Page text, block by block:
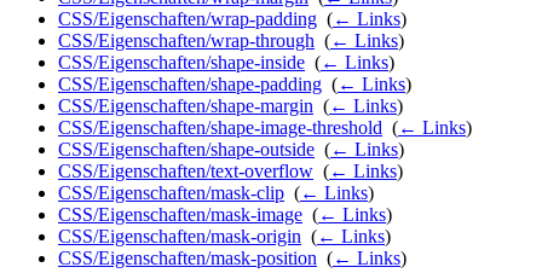
CSS/Eigenschaften/wrap-padding (← Links)
CSS/Eigenschaften/wrap-through (← Links)
CSS/Eigenschaften/shape-inside (← Links)
CSS/Eigenschaften/shape-padding (← Links)
CSS/Eigenschaften/shape-margin (← Links)
CSS/Eigenschaften/shape-image-threshold (← Links)
CSS/Eigenschaften/shape-outside (← Links)
CSS/Eigenschaften/text-overflow (← Links)
CSS/Eigenschaften/mask-clip (← Links)
CSS/Eigenschaften/mask-image (← Links)
CSS/Eigenschaften/mask-origin (← Links)
CSS/Eigenschaften/mask-position (← Links)